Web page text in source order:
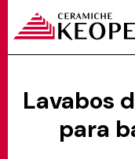
PROYECTOS
Lavabos
para